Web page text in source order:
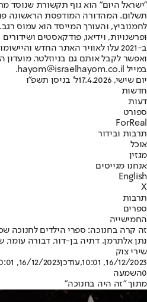
"ישראל היום" הוא גוף תקשורת שנוסד
ופרשנויות, וידיאו, פודקאסטים
ב-2021 עלו לאוויר האתר החדש
ואפשר לקבל אותם גם בניוזלטר.
במייל hayom@israelhayom.co.il.
יום שישי, 17.4.2026
ל' בניסן תשפ"ו
חדשות
דעות
ספורט
ForReal
תרבות ובידור
אוכל
מגזין
אנחנו מגייסים
English
X
תרבות
ספרים
החמישייה
זה קרה בחנוכה: ספרי הילדים לחנוכה
נתן אלתרמן, דתיה בן-דור, דבורה עומר,
שירי צוק
16/12/2023, 10:01
,עודכן16/12/2023, 10:01
0השמעה
מתוך "זה היה בחנוכה"